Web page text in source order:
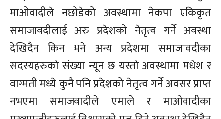
माओवादीले नछोडेको अवस्थामा नेकपा एकिकृत
समाजावदीलाई अरु प्रदेशको नेतृत्व गर्ने अवस्था
देखिदैन किन भने अन्य प्रदेशमा समाजावदीका
सदस्यहरुको संख्या न्यून छ यस्तो अवस्थामा मधेश र
वाग्मती मध्ये कुनै पनि प्रदेशको नेतृत्व गर्ने अवसर प्राप्त
नभएमा समाजवादीले एमाले र माओवादीका